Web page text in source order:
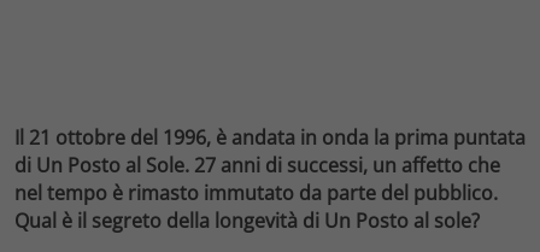
Il 21 ottobre del 1996, è andata in onda la prima puntata
di Un Posto al Sole. 27 anni di successi, un affetto che
nel tempo è rimasto immutato da parte del pubblico.
Qual è il segreto della longevità di Un Posto al sole?